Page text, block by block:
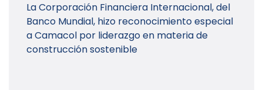
La Corporación Financiera Internacional, del
Banco Mundial, hizo reconocimiento especial
a Camacol por liderazgo en materia de
construcción sostenible